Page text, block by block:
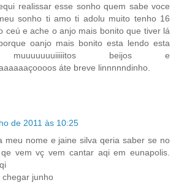
realissar esse sonho quem sabe voce
sonho ti amo ti adolu muito tenho 16
ceú e ache o anjo mais bonito que tiver lá
oanjo mais bonito esta lendo esta
muuuuuuuiiiiitos beijos e
áte breve linnnnndinho.
de 2011 às 10:25
meu nome e jaine silva qeria saber se no
vem vç vem cantar aqi em eunapolis.
chegar junho